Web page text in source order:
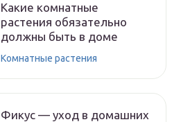
Какие комнатные
растения обязательно
должны быть в доме
Комнатные растения
Фикус — уход в домашних